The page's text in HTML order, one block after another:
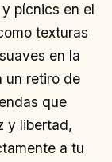
pícnics en el
texturas
en la
un retiro de
que
y libertad,
a tu